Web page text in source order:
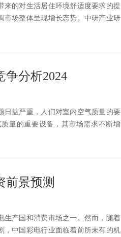
来的对生活居住环境舒适度要求的提
市场整体呈现增长态势。中研产业研
争分析2024
日益严重，人们对室内空气质量的要
量的重要设备，其市场需求不断增
前景预测
生产国和消费市场之一。然而，随着
，中国彩电行业面临着前所未有的机